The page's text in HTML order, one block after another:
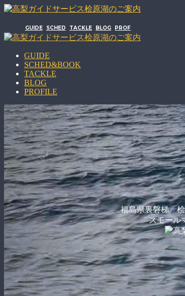
GUIDE SCHED TACKLE BLOG PROF
GUIDE
SCHED&BOOK
TACKLE
BLOG
PROFILE
福島県裏磐梯 桧
スモール